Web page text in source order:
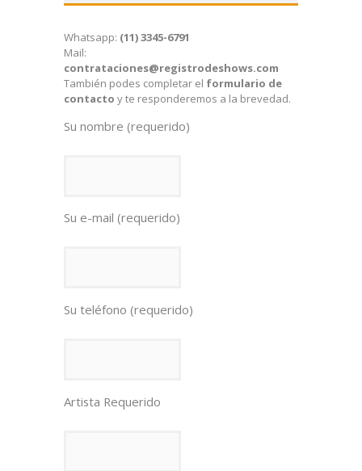
Whatsapp: (11) 3345-6791
Mail:
contrataciones@registrodeshows.com
También podes completar el formulario de
contacto y te responderemos a la brevedad.
Su nombre (requerido)
Su e-mail (requerido)
Su teléfono (requerido)
Artista Requerido